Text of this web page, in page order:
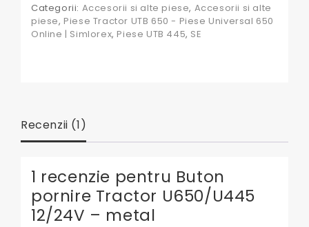
Categorii: Accesorii si alte piese, Accesorii si alte
piese, Piese Tractor UTB 650 - Piese Universal 650
Online | Simlorex, Piese UTB 445, SE
Recenzii (1)
1 recenzie pentru Buton
pornire Tractor U650/U445
12/24V – metal